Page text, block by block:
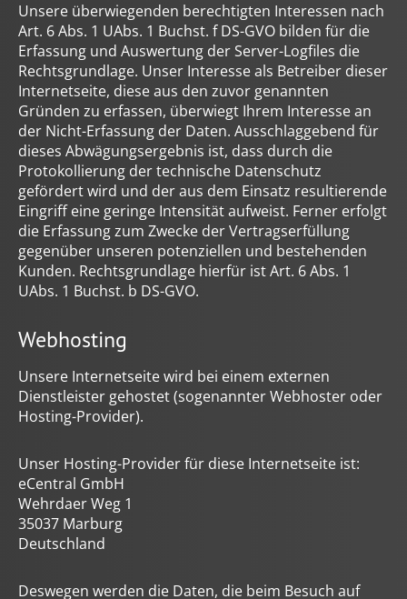
Unsere überwiegenden berechtigten Interessen nach
Art. 6 Abs. 1 UAbs. 1 Buchst. f DS-GVO bilden für die
Erfassung und Auswertung der Server-Logfiles die
Rechtsgrundlage. Unser Interesse als Betreiber dieser
Internetseite, diese aus den zuvor genannten
Gründen zu erfassen, überwiegt Ihrem Interesse an
der Nicht-Erfassung der Daten. Ausschlaggebend für
dieses Abwägungsergebnis ist, dass durch die
Protokollierung der technische Datenschutz
gefördert wird und der aus dem Einsatz resultierende
Eingriff eine geringe Intensität aufweist. Ferner erfolgt
die Erfassung zum Zwecke der Vertragserfüllung
gegenüber unseren potenziellen und bestehenden
Kunden. Rechtsgrundlage hierfür ist Art. 6 Abs. 1
UAbs. 1 Buchst. b DS-GVO.
Webhosting
Unsere Internetseite wird bei einem externen
Dienstleister gehostet (sogenannter Webhoster oder
Hosting-Provider).
Unser Hosting-Provider für diese Internetseite ist:
eCentral GmbH
Wehrdaer Weg 1
35037 Marburg
Deutschland
Deswegen werden die Daten, die beim Besuch auf